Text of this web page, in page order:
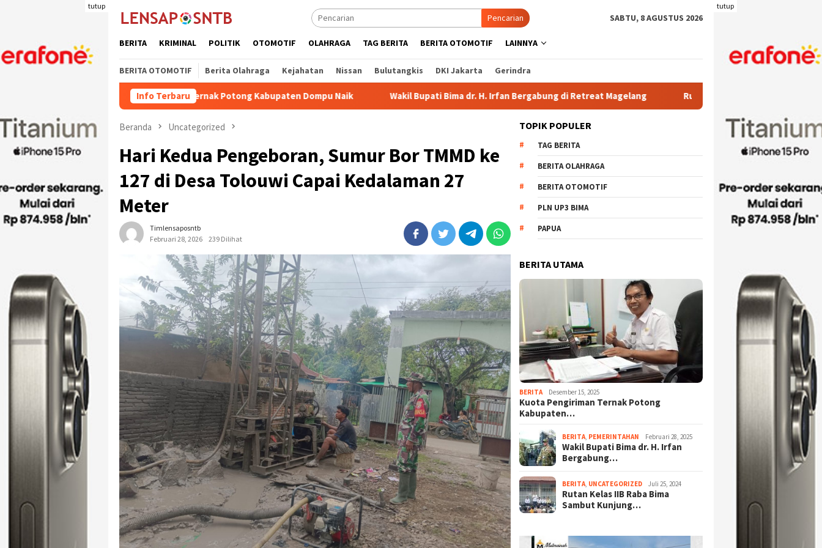
tutup tutup
Pencarian SABTU, 8 AGUSTUS 2026
BERITA KRIMINAL POLITIK OTOMOTIF OLAHRAGA TAG BERITA BERITA OTOMOTIF LAINNYA
BERITA OTOMOTIF Berita Olahraga Kejahatan Nissan Bulutangkis DKI Jakarta Gerindra
Info Terbaru
Kuota Pengiriman Ternak Potong Kabupaten Dompu Naik Wakil Bupati Bima dr. H. Irfan Bergabung di Retreat Magelang Rutan Kelas IIB Raba Bima Sambut Kunjungan Pj.
Beranda Uncategorized
Hari Kedua Pengeboran, Sumur Bor TMMD ke
127 di Desa Tolouwi Capai Kedalaman 27
Meter
Timlensaposntb
Februari 28, 2026
239 Dilihat
TOPIK POPULER
TAG BERITA
BERITA OLAHRAGA
BERITA OTOMOTIF
PLN UP3 BIMA
PAPUA
BERITA UTAMA
BERITA Desember 15, 2025
Kuota Pengiriman Ternak Potong
Kabupaten…
BERITA PEMERINTAHAN Februari 28, 2025
Wakil Bupati Bima dr. H. Irfan
Bergabung…
BERITA UNCATEGORIZED Juli 25, 2024
Rutan Kelas IIB Raba Bima
Sambut Kunjung…